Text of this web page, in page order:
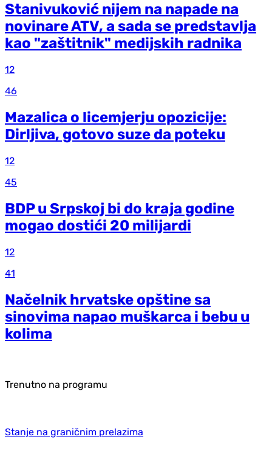
Stanivuković nijem na napade na
novinare ATV, a sada se predstavlja
kao "zaštitnik" medijskih radnika
12
46
Mazalica o licemjerju opozicije:
Dirljiva, gotovo suze da poteku
12
45
BDP u Srpskoj bi do kraja godine
mogao dostići 20 milijardi
12
41
Načelnik hrvatske opštine sa
sinovima napao muškarca i bebu u
kolima
Trenutno na programu
Stanje na graničnim prelazima